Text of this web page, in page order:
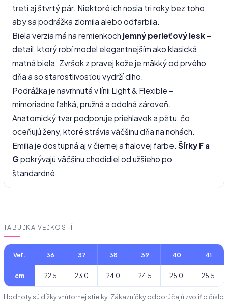
tretí aj štvrtý pár. Niektoré ich nosia tri roky bez toho,
aby sa podrážka zlomila alebo odfarbila.
Biela verzia má na remienkoch jemný perleťový lesk –
detail, ktorý robí model elegantnejším ako klasická
matná biela. Zvršok z pravej kože je mäkký od prvého
dňa a so starostlivosťou vydrží dlho.
Podrážka je navrhnutá v línii Light & Flexible –
mimoriadne ľahká, pružná a odolná zároveň.
Anatomický tvar podporuje priehlavok a pätu, čo
oceňujú ženy, ktoré strávia väčšinu dňa na nohách.
Emilia je dostupná aj v čiernej a fialovej farbe. Šírky F a
Gpokrývajú väčšinu chodidiel od užšieho po
štandardné.
TABUĽKA VEĽKOSTÍ
Veľ. 36 37 38 39 40 41
cm 22,5 23,0 24,0 24,5 25,0 25,5
Hodnoty sú dĺžky vnútornej stielky. Zákazníčky odporúčajú zvoliť o číslo